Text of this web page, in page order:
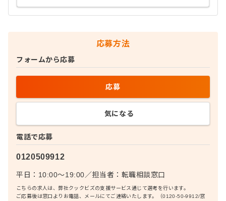
応募方法
電話で応募
0120509912
平日：10:00〜19:00／担当者： 転職相談窓口
こちらの求人は、弊社クックビズの支援サービス通じて選考を行います。
ご応募後は窓口よりお電話、メールにてご連絡いたします。（0120-50-9912/窓
フォームから応募
応募
気になる